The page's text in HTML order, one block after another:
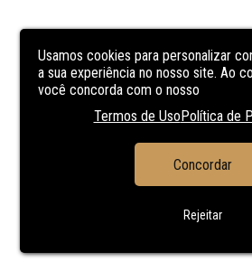
Usamos cookies para personalizar
a sua experiência no nosso site. Ao
você concorda com o nosso
Termos de UsoPolítica de
Concordar
Rejeitar